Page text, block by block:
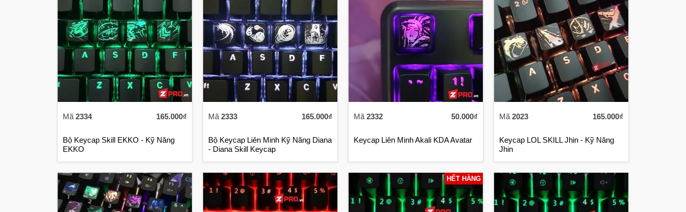
Mã 2334 165.000₫
Bộ Keycap Skill EKKO - Kỹ Năng
EKKO
Mã 2333 165.000₫
Bộ Keycap Liên Minh Kỹ Năng Diana
- Diana Skill Keycap
Mã 2332 50.000₫
Keycap Liên Minh Akali KDA Avatar
Mã 2023 165.000₫
Keycap LOL SKILL Jhin - Kỹ Năng
Jhin
HẾT HÀNG